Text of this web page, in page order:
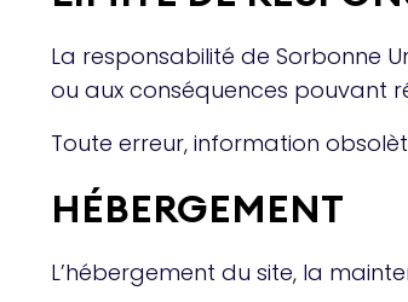
La responsabilité de Sorbonne
ou aux conséquences pouvant
Toute erreur, information
HÉBERGEMENT
L’hébergement du site, la